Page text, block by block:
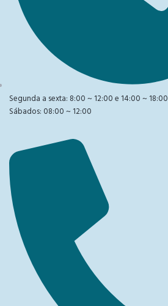
Segunda a sexta: 8:00 ~ 12:00 e 14:00 ~ 18:00
Sábados: 08:00 ~ 12:00